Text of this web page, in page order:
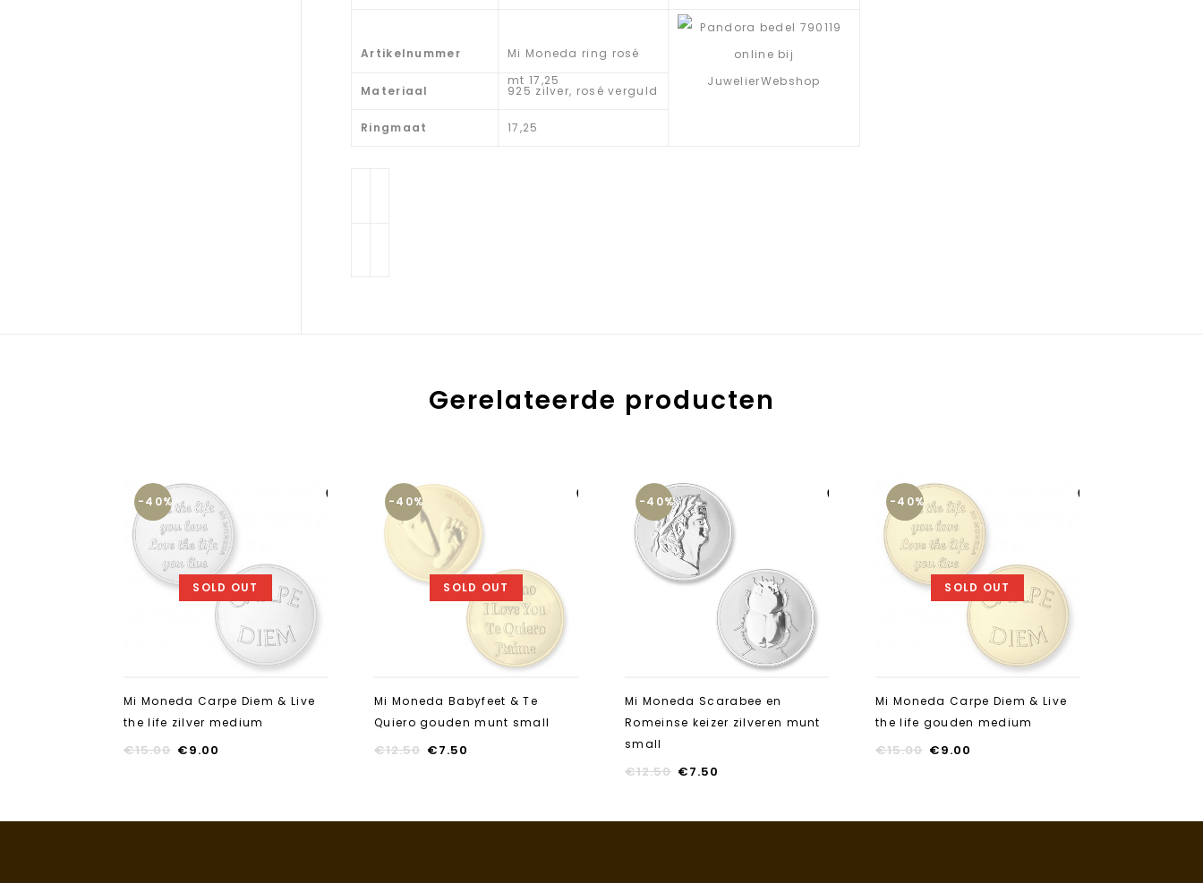
Artikelnummer
Mi Moneda ring rosé
mt 17,25
Materiaal 925 zilver, rosé verguld
Ringmaat 17,25
Gerelateerde producten
SOLD OUT
-40%
Mi Moneda Carpe Diem & Live
the life zilver medium
€15.00 €9.00
SOLD OUT
-40%
Mi Moneda Babyfeet & Te
Quiero gouden munt small
€12.50 €7.50
-40%
Mi Moneda Scarabee en
Romeinse keizer zilveren munt
small
€12.50 €7.50
SOLD OUT
-40%
Mi Moneda Carpe Diem & Live
the life gouden medium
€15.00 €9.00